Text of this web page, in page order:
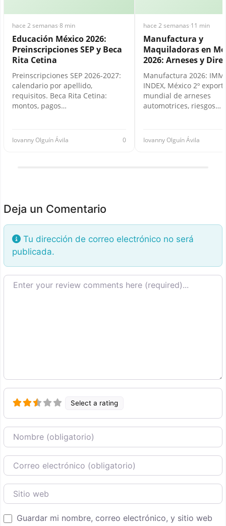
hace 2 semanas·8 min
Educación México 2026:
Preinscripciones SEP y Beca
Rita Cetina
Preinscripciones SEP 2026-2027:
calendario por apellido,
requisitos. Beca Rita Cetina:
montos, pagos…
Iovanny Olguín Ávila 0
hace 2 semanas·11 min
Manufactura y
Maquiladoras en
2026: Arneses y
Manufactura 2026:
INDEX, México 2º
mundial de arneses
automotrices, riesgos…
Iovanny Olguín Ávila
Deja un Comentario
Tu dirección de correo electrónico no será
publicada.
Texto de la reseña
Select a rating
Nombre
Correo Electronico
Sitio web
Guardar mi nombre, correo electrónico, y sitio web